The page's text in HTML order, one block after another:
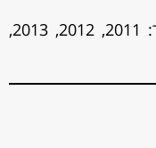
אופל אינסיגניה OPC 2.8 שנות ייצור: 2011, 2012, 2013,